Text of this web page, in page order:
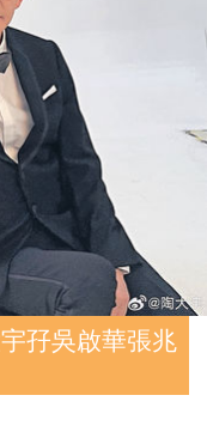
孖吳啟華張兆